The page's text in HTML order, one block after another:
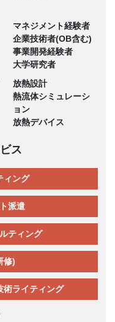
マネジメント経験者
企業技術者(OB含む)
事業開発経験者
大学研究者
放熱設計
熱流体シミュレーシ
ョン
放熱デバイス
ス
ィング
派遣
ティング
修)
術ライティング